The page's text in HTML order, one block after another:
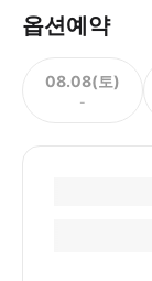
옵션예약
08.08(토)
-